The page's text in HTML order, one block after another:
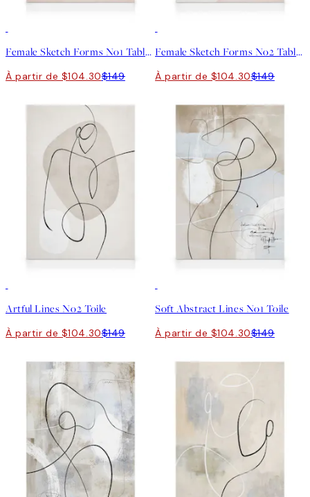
Female Sketch Forms No1 Tableau sur toile
À partir de $104.30$149
Female Sketch Forms No2 Tableau sur toile
À partir de $104.30$149
Artful Lines No2 Toile
À partir de $104.30$149
Soft Abstract Lines No1 Toile
À partir de $104.30$149